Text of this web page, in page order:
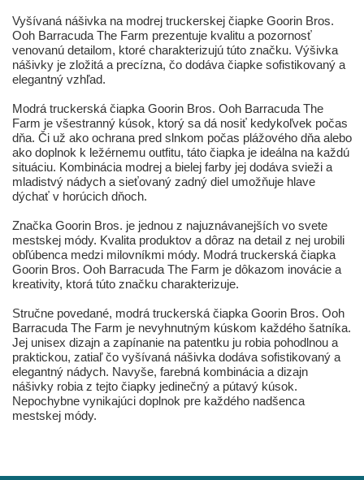
Vyšívaná nášivka na modrej truckerskej čiapke Goorin Bros.
Ooh Barracuda The Farm prezentuje kvalitu a pozornosť
venovanú detailom, ktoré charakterizujú túto značku. Výšivka
nášivky je zložitá a precízna, čo dodáva čiapke sofistikovaný a
elegantný vzhľad.
Modrá truckerská čiapka Goorin Bros. Ooh Barracuda The
Farm je všestranný kúsok, ktorý sa dá nosiť kedykoľvek počas
dňa. Či už ako ochrana pred slnkom počas plážového dňa alebo
ako doplnok k ležérnemu outfitu, táto čiapka je ideálna na každú
situáciu. Kombinácia modrej a bielej farby jej dodáva svieži a
mladistvý nádych a sieťovaný zadný diel umožňuje hlave
dýchať v horúcich dňoch.
Značka Goorin Bros. je jednou z najuznávanejších vo svete
mestskej módy. Kvalita produktov a dôraz na detail z nej urobili
obľúbenca medzi milovníkmi módy. Modrá truckerská čiapka
Goorin Bros. Ooh Barracuda The Farm je dôkazom inovácie a
kreativity, ktorá túto značku charakterizuje.
Stručne povedané, modrá truckerská čiapka Goorin Bros. Ooh
Barracuda The Farm je nevyhnutným kúskom každého šatníka.
Jej unisex dizajn a zapínanie na patentku ju robia pohodlnou a
praktickou, zatiaľ čo vyšívaná nášivka dodáva sofistikovaný a
elegantný nádych. Navyše, farebná kombinácia a dizajn
nášivky robia z tejto čiapky jedinečný a pútavý kúsok.
Nepochybne vynikajúci doplnok pre každého nadšenca
mestskej módy.